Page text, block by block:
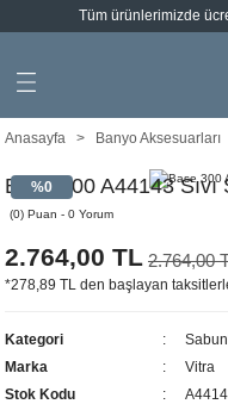
Tüm ürünlerimizde
Geri
Geri
Anasayfa Banyo Aksesuarları
%0
Base 300 A44143
(0) Puan - 0 Yorum
2.764,00 TL 2.764,00
*278,89 TL den başlayan
Kategori
Marka
Vitra
Stok Kodu